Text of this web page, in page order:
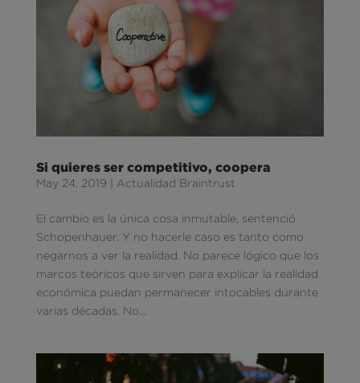
Si quieres ser competitivo, coopera
May 24, 2019 Actualidad Braintrust
El cambio es la única cosa inmutable, sentenció
Schopenhauer. Y no hacerle caso es tanto como
negarnos a ver la realidad. No parece lógico que los
marcos teóricos que sirven para explicar la realidad
económica puedan permanecer intocables durante
varias décadas. No...